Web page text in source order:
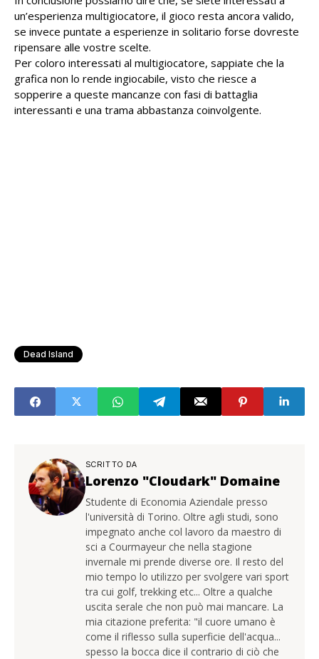
un’esperienza multigiocatore, il gioco resta ancora valido,
se invece puntate a esperienze in solitario forse dovreste
ripensare alle vostre scelte.
Per coloro interessati al multigiocatore, sappiate che la
grafica non lo rende ingiocabile, visto che riesce a
sopperire a queste mancanze con fasi di battaglia
interessanti e una trama abbastanza coinvolgente.
Dead Island
SCRITTO DA
Lorenzo "Cloudark" Domaine
Studente di Economia Aziendale presso
l'università di Torino. Oltre agli studi, sono
impegnato anche col lavoro da maestro di
sci a Courmayeur che nella stagione
invernale mi prende diverse ore. Il resto del
mio tempo lo utilizzo per svolgere vari sport
tra cui golf, trekking etc... Oltre a qualche
uscita serale che non può mai mancare. La
mia citazione preferita: "il cuore umano è
come il riflesso sulla superficie dell'acqua...
spesso la bocca dice il contrario di ciò che